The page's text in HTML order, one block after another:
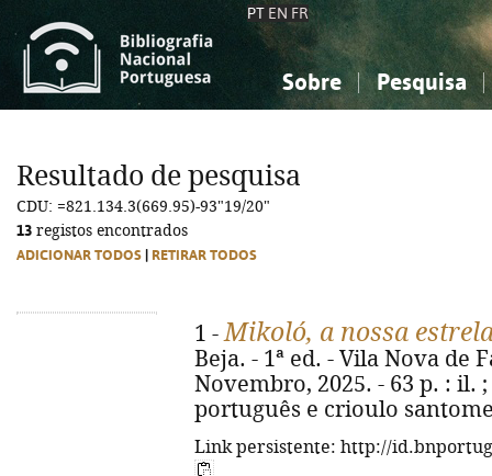
PT EN FR
Sobre Pesquisa
Ciências sociais...
Ciências sociais...
Resultado de pesquisa
CDU: =821.134.3(669.95)-93"19/20"
13 registos encontrados
ADICIONAR TODOS RETIRAR TODOS
1 -Mikoló, a nossa
Beja. - 1ª ed. - Vila Nova de
Novembro, 2025. - 63 p. : il.
português e crioulo
Link persistente: http://